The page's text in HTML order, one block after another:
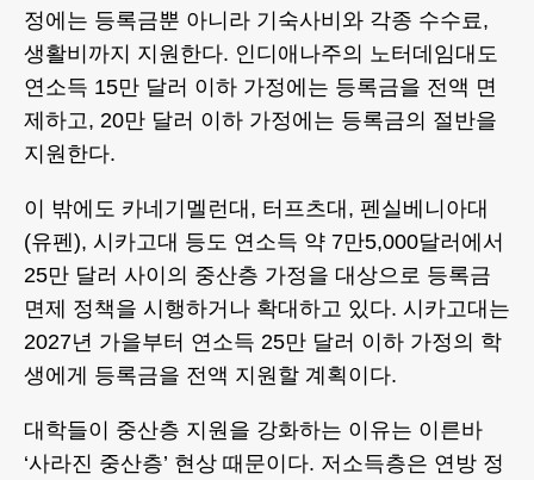
정에는 등록금뿐 아니라 기숙사비와 각종 수수료,
생활비까지 지원한다. 인디애나주의 노터데임대도
연소득 15만 달러 이하 가정에는 등록금을 전액 면
제하고, 20만 달러 이하 가정에는 등록금의 절반을
지원한다.
이 밖에도 카네기멜런대, 터프츠대, 펜실베니아대
(유펜), 시카고대 등도 연소득 약 7만5,000달러에서
25만 달러 사이의 중산층 가정을 대상으로 등록금
면제 정책을 시행하거나 확대하고 있다. 시카고대는
2027년 가을부터 연소득 25만 달러 이하 가정의 학
생에게 등록금을 전액 지원할 계획이다.
대학들이 중산층 지원을 강화하는 이유는 이른바
‘사라진 중산층’ 현상 때문이다. 저소득층은 연방 정